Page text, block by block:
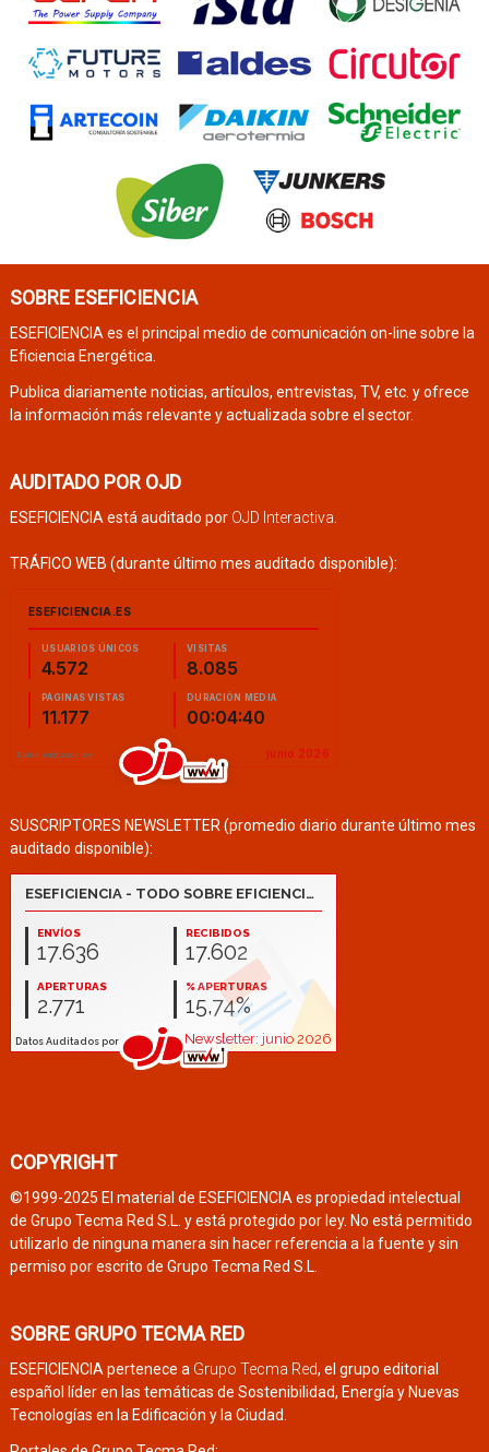
SOBRE ESEFICIENCIA
ESEFICIENCIA es el principal medio de comunicación on-line sobre la
Eficiencia Energética.
Publica diariamente noticias, artículos, entrevistas, TV, etc. y ofrece
la información más relevante y actualizada sobre el sector.
AUDITADO POR OJD
ESEFICIENCIA está auditado por OJD Interactiva
TRÁFICO WEB (durante último mes auditado disponible):
SUSCRIPTORES NEWSLETTER (promedio diario durante último mes
auditado disponible):
COPYRIGHT
©1999-2025 El material de ESEFICIENCIA es propiedad intelectual
de Grupo Tecma Red S.L. y está protegido por ley. No está permitido
utilizarlo de ninguna manera sin hacer referencia a la fuente y sin
permiso por escrito de Grupo Tecma Red S.L.
SOBRE GRUPO TECMA RED
ESEFICIENCIA pertenece a Grupo Tecma Red, el grupo editorial
español líder en las temáticas de Sostenibilidad, Energía y Nuevas
Tecnologías en la Edificación y la Ciudad.